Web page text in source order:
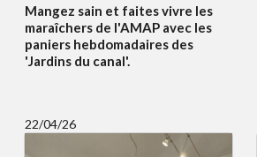
Mangez sain et faites vivre les
maraîchers de l'AMAP avec les
paniers hebdomadaires des
'Jardins du canal'.
22/04/26